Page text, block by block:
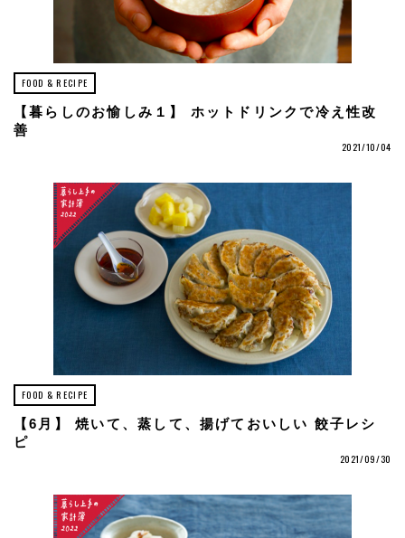
FOOD & RECIPE
【暮らしのお愉しみ１】 ホットドリンクで冷え性改
善
2021/10/04
FOOD & RECIPE
【6月】 焼いて、蒸して、揚げておいしい 餃子レシ
ピ
2021/09/30